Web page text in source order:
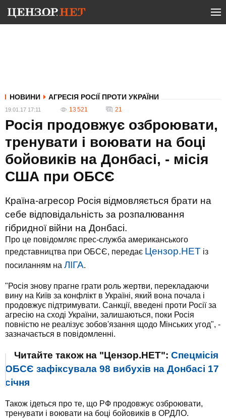
НОВИНИ АГРЕСІЯ РОСІЇ ПРОТИ УКРАЇНИ
19.01.17 17:11 13 521 21
Росія продовжує озброювати,
тренувати і воювати на боці
бойовиків на Донбасі, - місія
США при ОБСЄ
Країна-агресор Росія відмовляється брати на
себе відповідальність за розпалювання
гібридної війни на Донбасі.
Про це повідомляє прес-служба американського
представництва при ОБСЄ, передає Цензор.НЕТ із
посиланням на ЛІГА.
"Росія знову прагне грати роль жертви, перекладаючи
вину на Київ за конфлікт в Україні, який вона почала і
продовжує підтримувати. Санкції, введені проти Росії за
агресію на сході України, залишаються, поки Росія
повністю не реалізує зобов'язання щодо Мінських угод", -
зазначається в повідомленні.
Читайте також на "Цензор.НЕТ": Спецмісія
ОБСЄ зафіксувала 98 вибухів на Донбасі 17
січня
Також ідеться про те, що РФ продовжує озброювати,
тренувати і воювати на боці бойовиків в ОРДЛО.